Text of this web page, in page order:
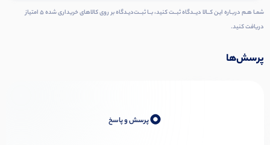
شمـا هـم دربـاره ایـن کــالا دیــدگاه ثبــت کنید، بــا ثبــت‌دیـدگاه بر روی کالاهای خریداری شده ۵ امتیاز
دریافت کنید.
پرسش‌ها
0پرسش و پاسخ